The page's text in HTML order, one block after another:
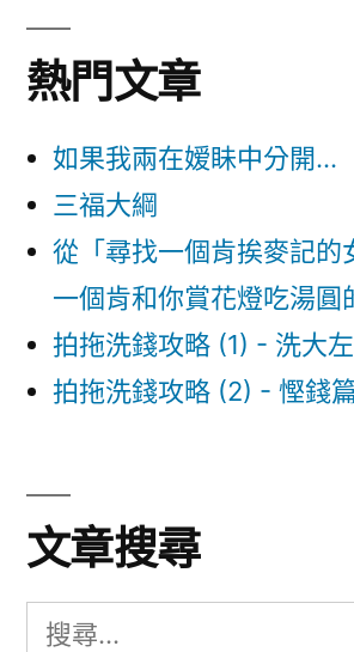
熱門文章
如果我兩在嫒眛中分開...
三福大綱
從「尋找一個肯挨麥記的
一個肯和你賞花燈吃湯圓
拍拖洗錢攻略 (1) - 洗大左
拍拖洗錢攻略 (2) - 慳錢
文章搜尋
搜